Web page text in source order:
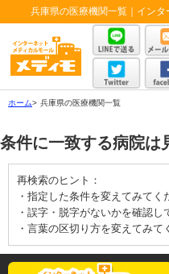
兵庫県の医療機関一覧｜イン
ホーム> 兵庫県の医療機関一覧
条件に一致する病院は
再検索のヒント：
・指定した条件を変えてみてく
・誤字・脱字がないかを確認し
・言葉の区切り方を変えてみて